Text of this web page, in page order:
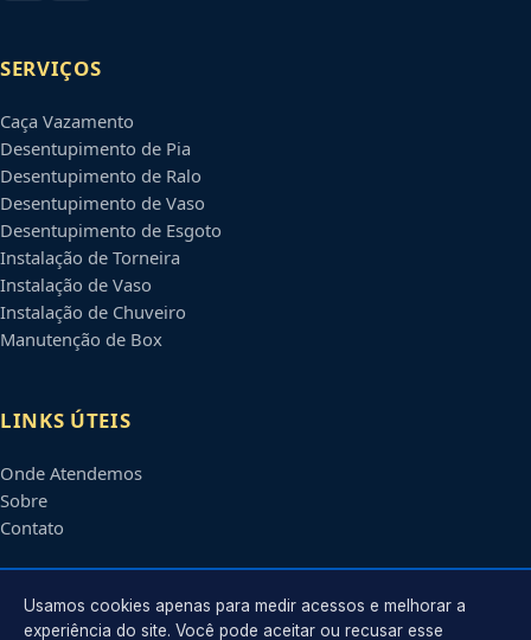
SERVIÇOS
Caça Vazamento
Desentupimento de Pia
Desentupimento de Ralo
Desentupimento de Vaso
Desentupimento de Esgoto
Instalação de Torneira
Instalação de Vaso
Instalação de Chuveiro
Manutenção de Box
LINKS ÚTEIS
Onde Atendemos
Sobre
Contato
CONTATO
Usamos cookies apenas para medir acessos e melhorar a
experiência do site. Você pode aceitar ou recusar esse